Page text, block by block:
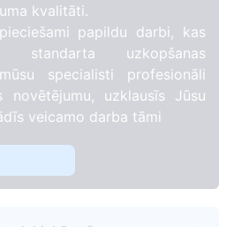
kvalitāti.
papildu darbi, kas
uzkopšanas
specialisti profesionāli
novētējumu, uzklausīs Jūsu
veicamo darba tāmi